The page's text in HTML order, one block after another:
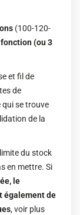
(100-120-
(ou 3
et fil de
de
qui se trouve
de la
du stock
en mettre. Si
le
également de
, voir plus